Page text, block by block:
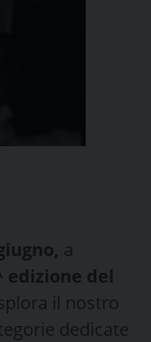
a
edizione del
il nostro
dedicate